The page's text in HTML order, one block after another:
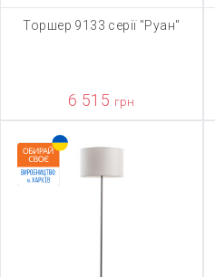
Торшер 9133 серії "Руан"
6 515 грн